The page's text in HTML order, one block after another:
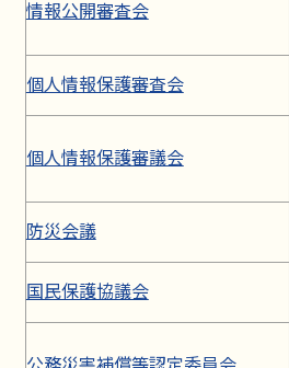
情報公開審査会
個人情報保護審査会
個人情報保護審議会
防災会議
国民保護協議会